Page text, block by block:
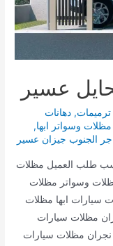
عسير
ترميمات,دهانات
مظلات وسواتر ابها,
الجنوب جيزان عسير
طلب العميل مظلات
وسواتر مظلات
سيارات ابها مظلات
مظلات سيارات
مظلات سيارات